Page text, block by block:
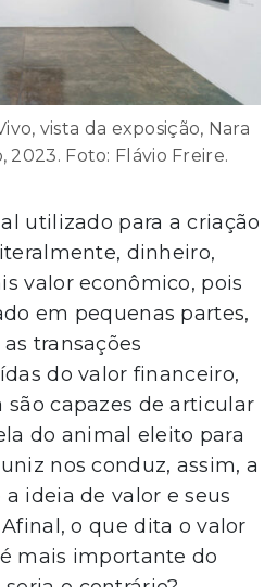
vista da exposição, Nara
2023. Foto: Flávio Freire.
utilizado para a criação
dinheiro,
valor econômico, pois
em pequenas partes,
transações
do valor financeiro,
são capazes de articular
do animal eleito para
nos conduz, assim, a
ideia de valor e seus
o que dita o valor
mais importante do